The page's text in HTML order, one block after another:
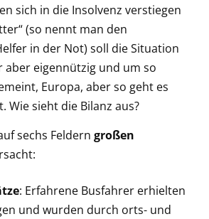
sich in die Insolvenz verstiegen
(so nennt man den
in der Not) soll die Situation
eigennützig und um so
Europa, aber so geht es
Wie sieht die Bilanz aus?
sechs Feldern großen
: Erfahrene Busfahrer erhielten
und wurden durch orts- und